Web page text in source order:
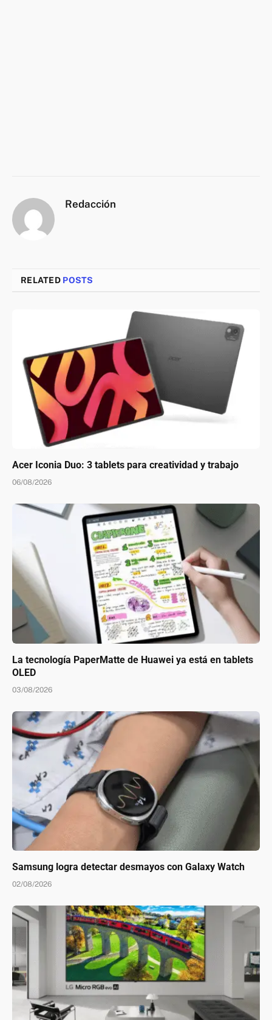
Redacción
RELATED POSTS
Acer Iconia Duo: 3 tablets para creatividad y trabajo
06/08/2026
La tecnología PaperMatte de Huawei ya está en tablets
OLED
03/08/2026
Samsung logra detectar desmayos con Galaxy Watch
02/08/2026